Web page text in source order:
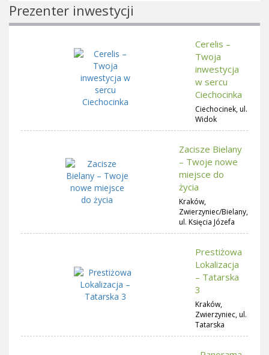
Prezenter inwestycji
Cerelis –
Twoja
inwestycja
w sercu
Ciechocinka
Ciechocinek, ul.
Widok
Zacisze Bielany
– Twoje nowe
miejsce do
życia
Kraków,
Zwierzyniec/Bielany,
ul. Księcia Józefa
Prestiżowa
Lokalizacja
– Tatarska
3
Kraków,
Zwierzyniec, ul.
Tatarska